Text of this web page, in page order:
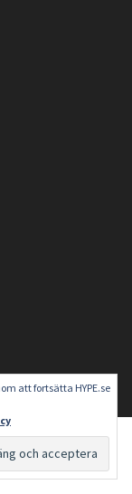
att fortsätta HYPE.se